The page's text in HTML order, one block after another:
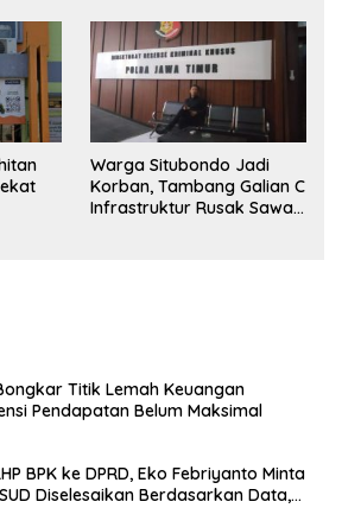
Warga Situbondo Jadi
Korban, Tambang Galian C
Infrastruktur Rusak Sawah
Titik Lemah Keuangan
Pendapatan Belum Maksimal
BPK ke DPRD, Eko Febriyanto Minta
Diselesaikan Berdasarkan Data,